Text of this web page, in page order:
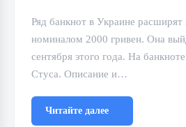
Ряд банкнот в Украине
номиналом 2000 гривен. Она
сентября этого года. На
Стуса. Описание и…
Читайте далее